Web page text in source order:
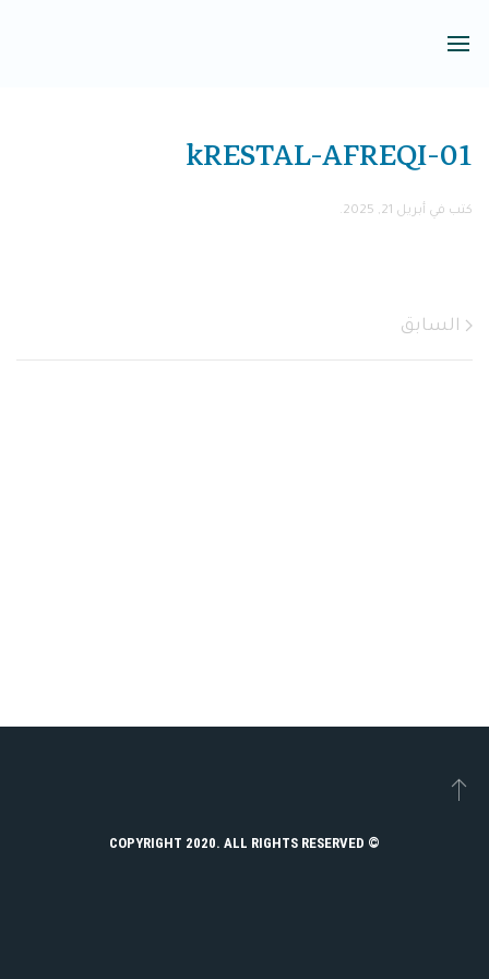
kRESTAL-AFREQI-01
كتب في أبريل 21, 2025 .
السابق
© COPYRIGHT 2020. ALL RIGHTS RESERVED